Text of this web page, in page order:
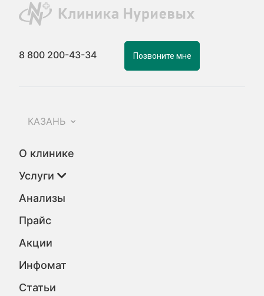
8 800 200-43-34 Позвоните мне
КАЗАНЬ
О клинике
Услуги
Анализы
Прайс
Акции
Инфомат
Статьи